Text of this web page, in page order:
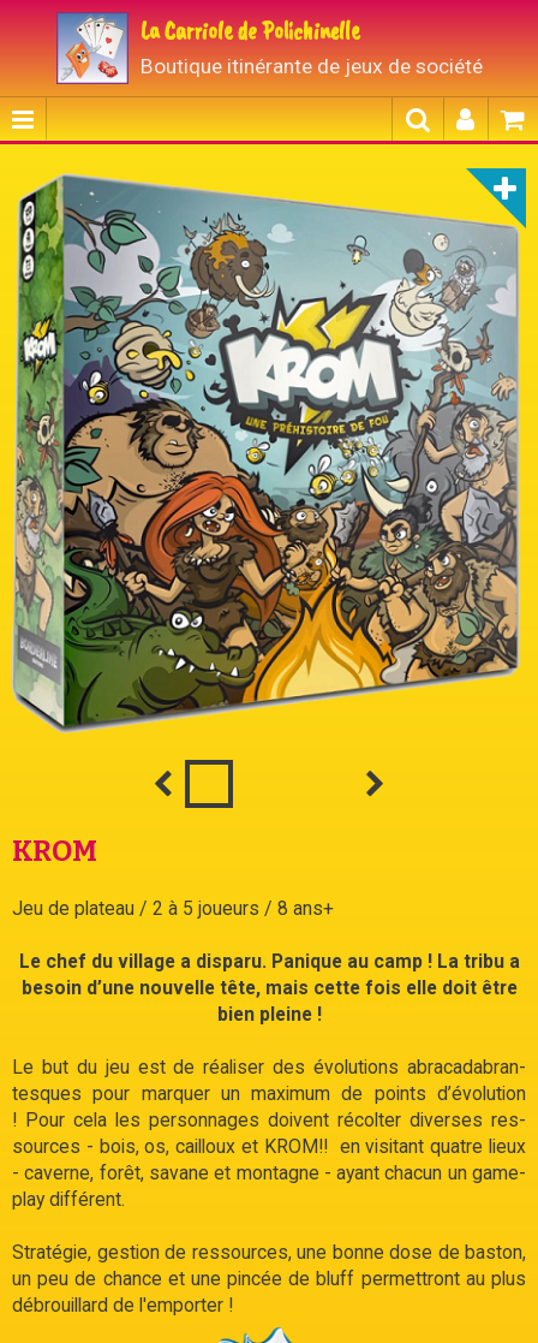
La Carriole de Polichinelle
Boutique itinérante de jeux de société
KROM
Jeu de plateau / 2 à 5 joueurs / 8 ans+
Le chef du village a disparu. Panique au camp ! La tribu a
besoin d’une nouvelle tête, mais cette fois elle doit être
bien pleine !
Le but du jeu est de réa­li­ser des évo­lu­tions abra­ca­da­bran­
tesques pour mar­quer un maxi­mum de points d’évo­lu­tion
! Pour cela les per­son­nages doivent récol­ter diverses res­
sources - bois, os, cailloux et KROM!! en visi­tant quatre lieux
- caverne, forêt, savane et mon­tagne - ayant cha­cun un game­
play dif­fé­rent.
Stra­té­gie, ges­tion de res­sources, une bonne dose de bas­ton,
un peu de chance et une pin­cée de bluff per­met­tront au plus
débrouillard de l'em­por­ter !